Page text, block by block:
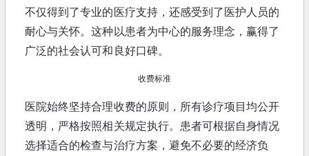
不仅得到了专业的医疗支持，还感受到了医护人员的
耐心与关怀。这种以患者为中心的服务理念，赢得了
广泛的社会认可和良好口碑。
收费标准
医院始终坚持合理收费的原则，所有诊疗项目均公开
透明，严格按照相关规定执行。患者可根据自身情况
选择适合的检查与治疗方案，避免不必要的经济负